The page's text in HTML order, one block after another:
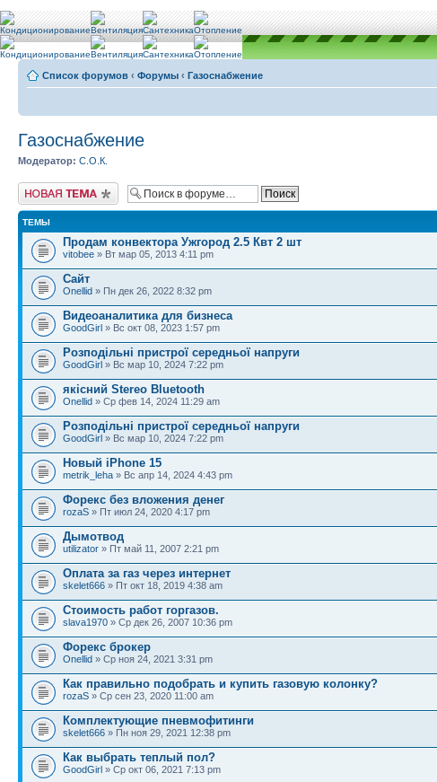
Список форумов ‹ Форумы ‹ Газоснабжение
Газоснабжение
Модератор: С.О.К.
Новая тема
ТЕМЫ
Продам конвектора Ужгород 2.5 Квт 2 шт
vitobee » Вт мар 05, 2013 4:11 pm
Сайт
Onellid » Пн дек 26, 2022 8:32 pm
Видеоаналитика для бизнеса
GoodGirl » Вс окт 08, 2023 1:57 pm
Розподільні пристрої середньої напруги
GoodGirl » Вс мар 10, 2024 7:22 pm
якісний Stereo Bluetooth
Onellid » Ср фев 14, 2024 11:29 am
Розподільні пристрої середньої напруги
GoodGirl » Вс мар 10, 2024 7:22 pm
Новый iPhone 15
metrik_leha » Вс апр 14, 2024 4:43 pm
Форекс без вложения денег
rozaS » Пт июл 24, 2020 4:17 pm
Дымотвод
utilizator » Пт май 11, 2007 2:21 pm
Оплата за газ через интернет
skelet666 » Пт окт 18, 2019 4:38 am
Стоимость работ горгазов.
slava1970 » Ср дек 26, 2007 10:36 pm
Форекс брокер
Onellid » Ср ноя 24, 2021 3:31 pm
Как правильно подобрать и купить газовую колонку?
rozaS » Ср сен 23, 2020 11:00 am
Комплектующие пневмофитинги
skelet666 » Пн ноя 29, 2021 12:38 pm
Как выбрать теплый пол?
GoodGirl » Ср окт 06, 2021 7:13 pm